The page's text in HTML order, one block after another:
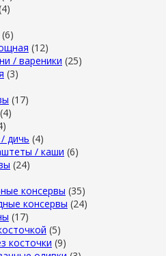
(6)
(12)
/ вареники (25)
(3)
(17)
(4)
дичь (4)
/ каши (6)
(24)
консервы (35)
консервы (24)
(17)
(5)
косточки (9)